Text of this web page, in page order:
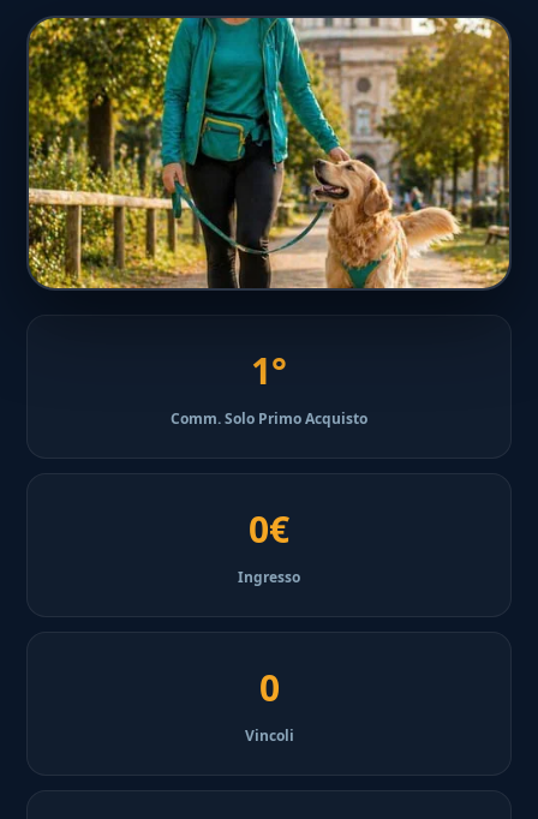
1°
Comm. Solo Primo Acquisto
0€
Ingresso
0
Vincoli